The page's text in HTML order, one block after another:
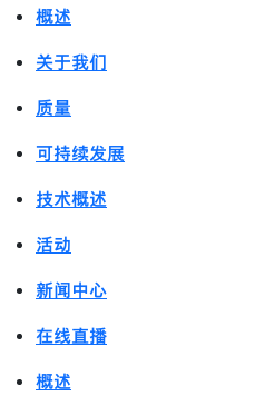
概述
关于我们
质量
可持续发展
技术概述
活动
新闻中心
在线直播
概述